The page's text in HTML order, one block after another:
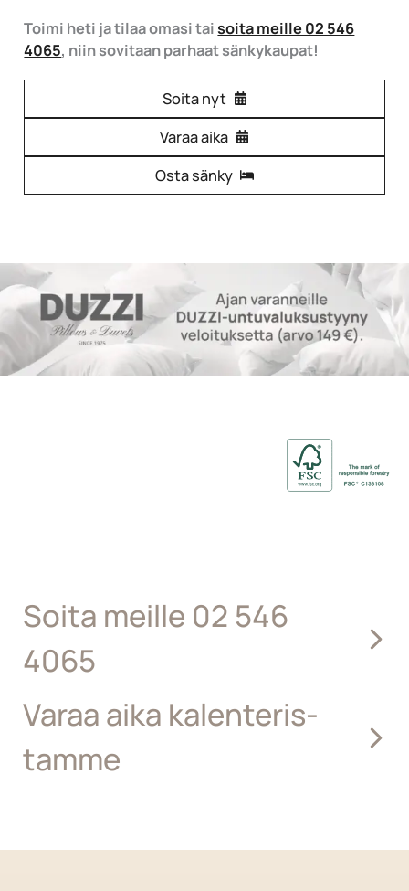
Toimi heti ja tilaa omasi taisoita meille 02 546
4065, niin sovitaan parhaat sänkykaupat!
Soita nyt
Varaa aika
Osta sänky
Soita meille 02 546
4065
Varaa aika kalenteris­
tamme